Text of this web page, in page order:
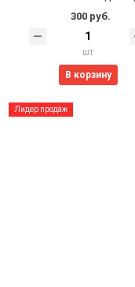
300 руб.
шт
В корзину
Лидер продаж